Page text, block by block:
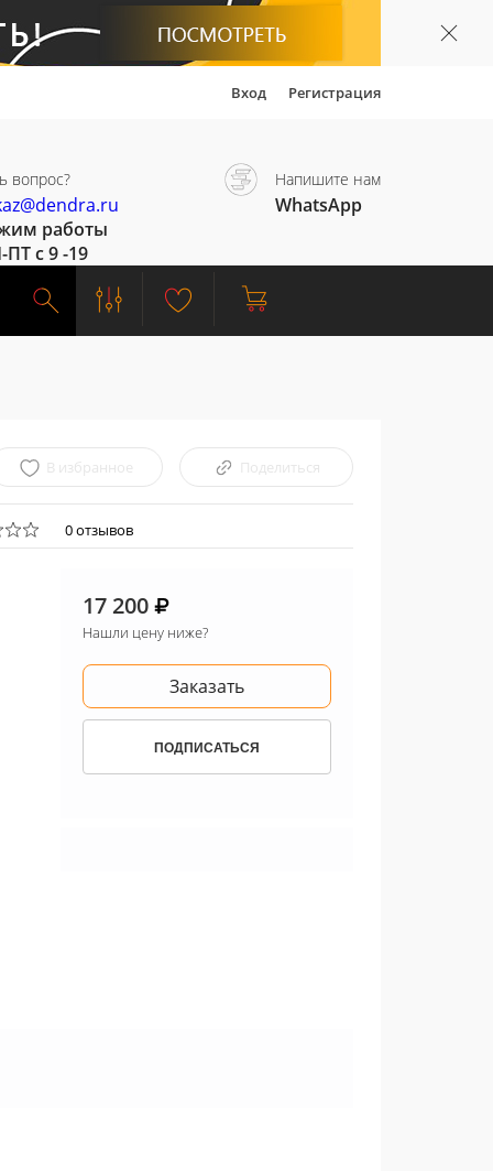
Вход Регистрация
вопрос?
работы
с 9 -19
Напишите нам
WhatsApp
В избранное Поделиться
0 отзывов
17 200
Нашли цену ниже?
Заказать
ПОДПИСАТЬСЯ